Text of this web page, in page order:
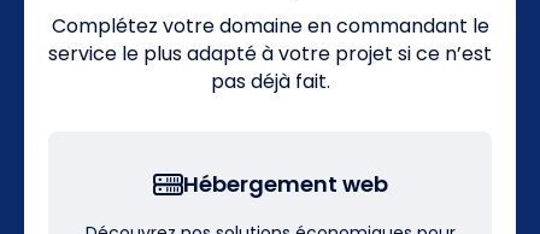
Complétez votre domaine en commandant le
service le plus adapté à votre projet si ce n’est
pas déjà fait.
Hébergement web